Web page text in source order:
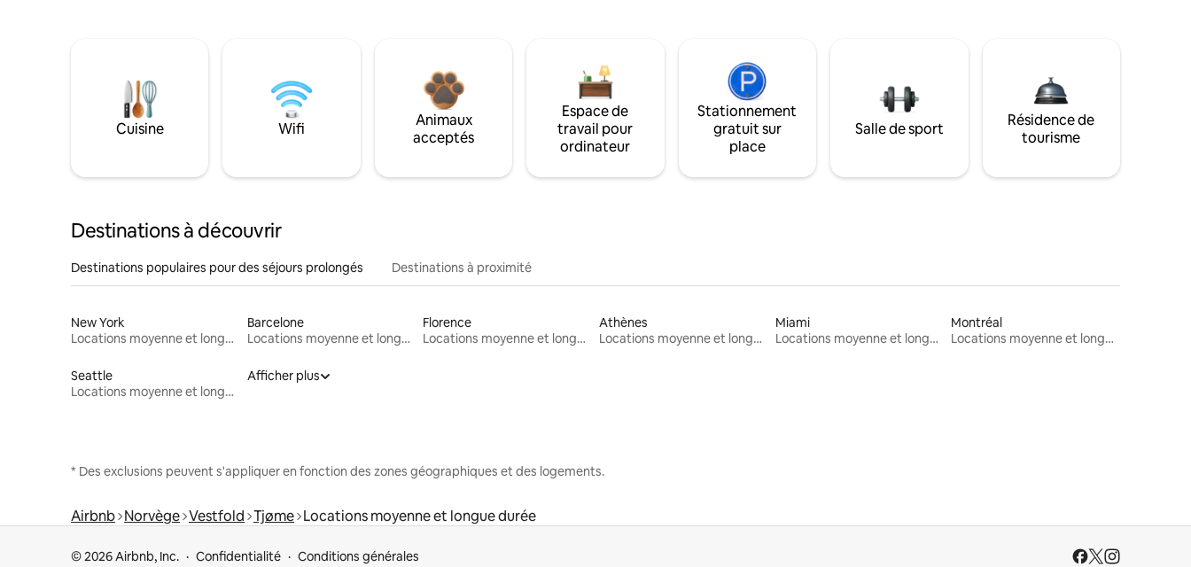
Cuisine Wifi
Animaux
acceptés
Espace de
travail pour
ordinateur
Stationnement
gratuit sur
place
Salle de sport
Résidence de
tourisme
Destinations à découvrir
Destinations populaires pour des séjours prolongés Destinations à proximité
New York
Locations moyenne et longue durée
Barcelone
Locations moyenne et longue durée
Florence
Locations moyenne et longue durée
Athènes
Locations moyenne et longue durée
Miami
Locations moyenne et longue durée
Montréal
Locations moyenne et longue durée
Seattle
Locations moyenne et longue durée
Afficher plus
* Des exclusions peuvent s'appliquer en fonction des zones géographiques et des logements.
Airbnb Norvège Vestfold Tjøme Locations moyenne et longue durée
© 2026 Airbnb, Inc. Confidentialité Conditions générales